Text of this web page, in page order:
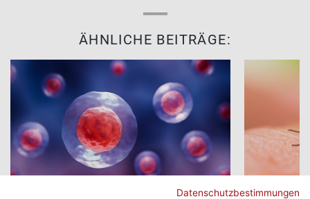
ÄHNLICHE BEITRÄGE:
Datenschutzbestimmungen